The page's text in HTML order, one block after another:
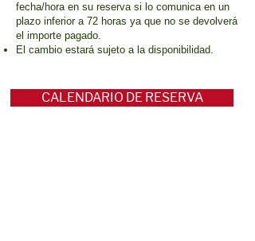
fecha/hora en su reserva si lo comunica en un
plazo inferior a 72 horas ya que no se devolverá
el importe pagado.
El cambio estará sujeto a la disponibilidad.
CALENDARIO DE RESERVA